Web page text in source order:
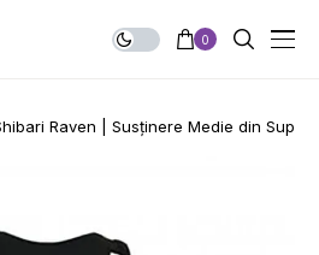
0
Raven | Susținere Medie din